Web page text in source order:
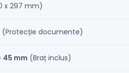
x 297 mm)
(Protecție documente)
45 mm (Braț inclus)